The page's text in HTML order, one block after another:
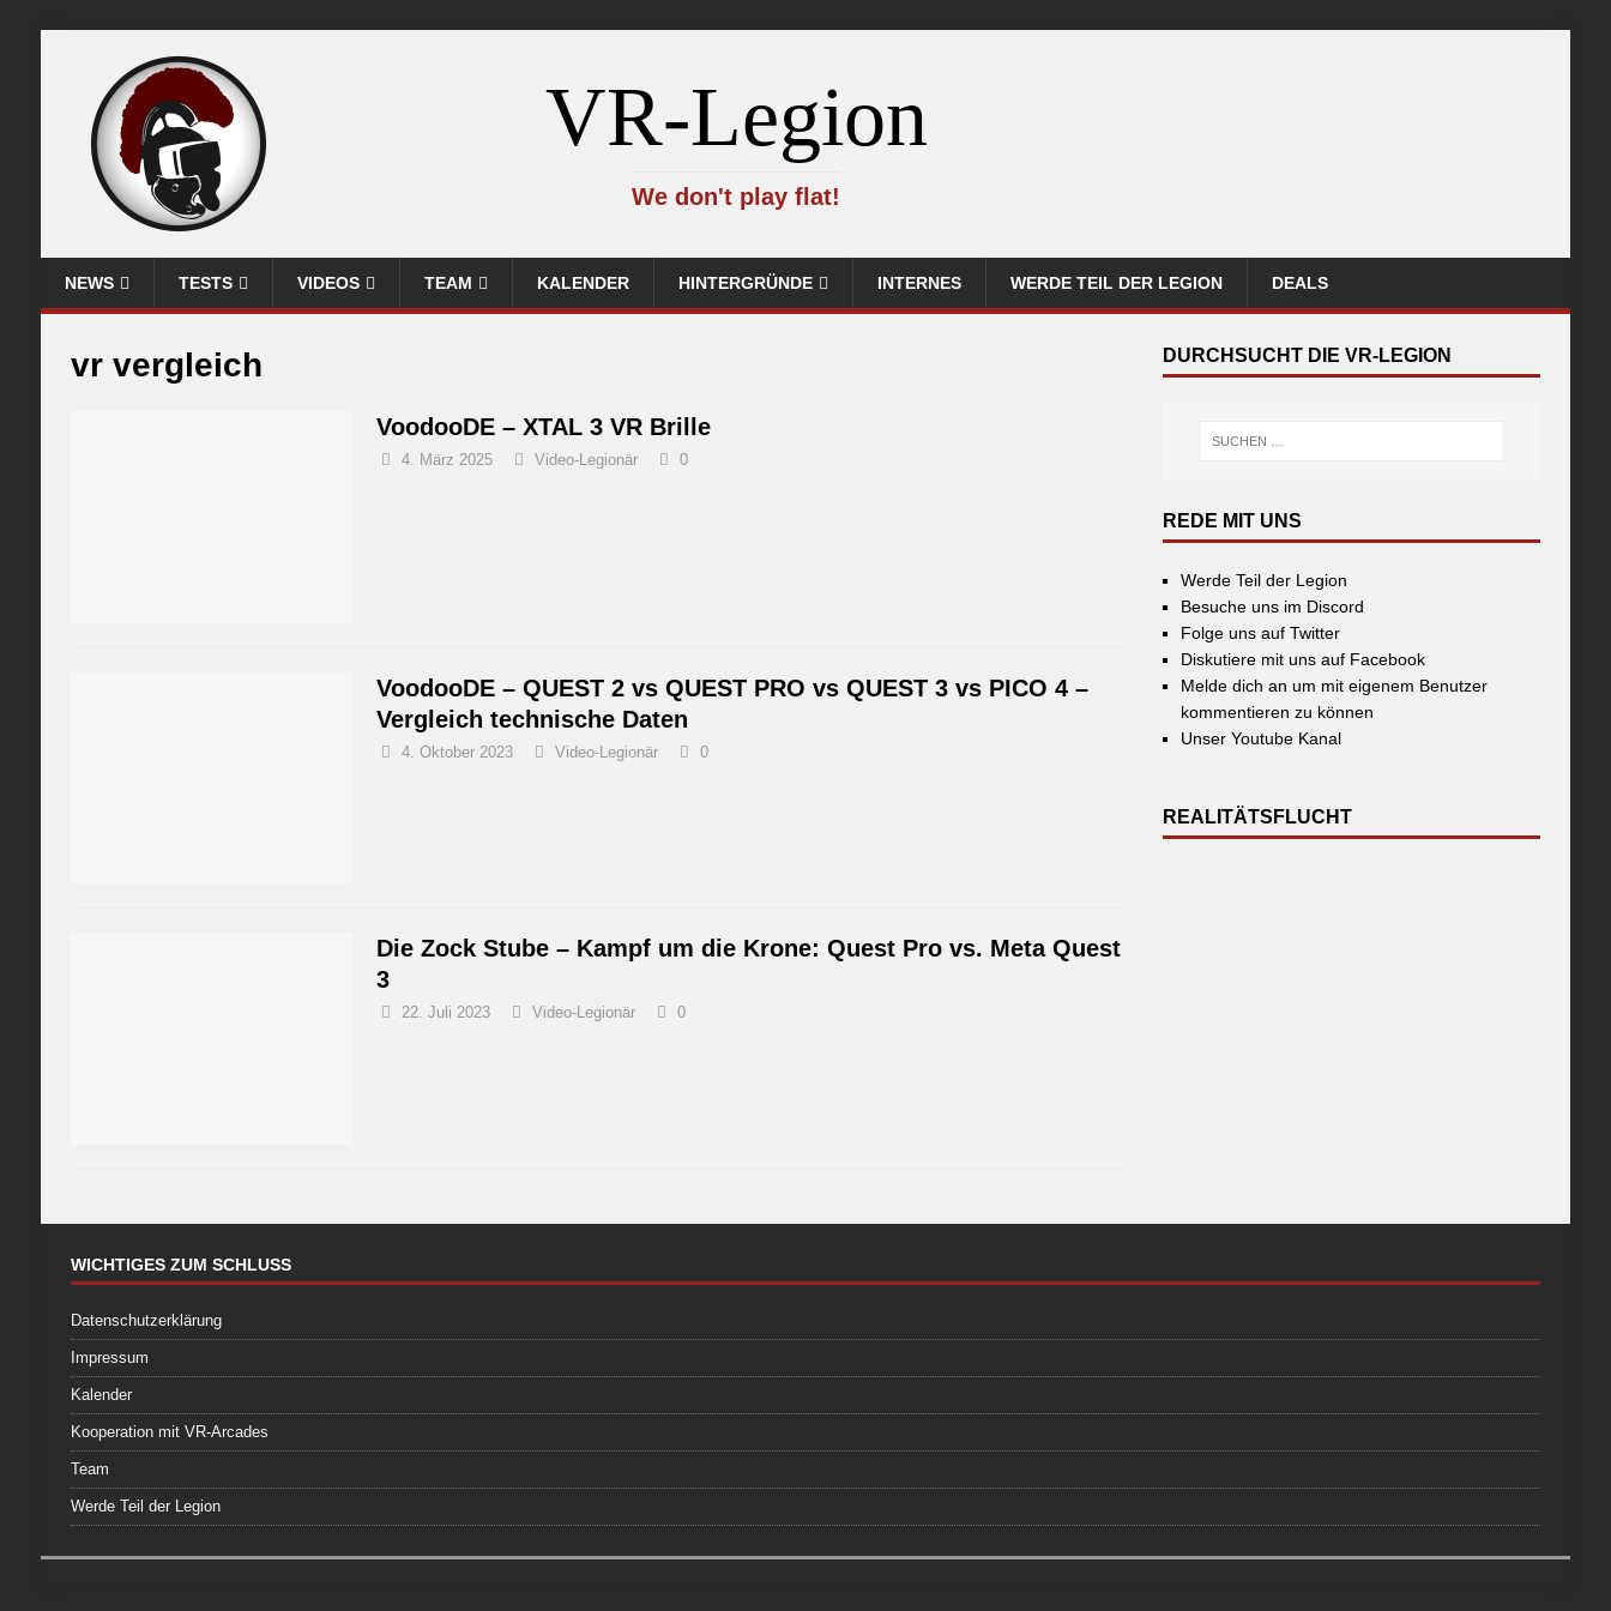
VR-Legion
We don't play flat!
NEWS TESTS VIDEOS TEAM KALENDER HINTERGRÜNDE INTERNES WERDE TEIL DER LEGION DEALS
vr vergleich
VoodooDE – XTAL 3 VR Brille
4. März 2025 Video-Legionär 0
VoodooDE – QUEST 2 vs QUEST PRO vs QUEST 3 vs PICO 4 –
Vergleich technische Daten
4. Oktober 2023 Video-Legionär 0
Die Zock Stube – Kampf um die Krone: Quest Pro vs. Meta Quest
3
22. Juli 2023 Video-Legionär 0
DURCHSUCHT DIE VR-LEGION
REDE MIT UNS
Werde Teil der Legion
Besuche uns im Discord
Folge uns auf Twitter
Diskutiere mit uns auf Facebook
Melde dich an um mit eigenem Benutzer
kommentieren zu können
Unser Youtube Kanal
REALITÄTSFLUCHT
WICHTIGES ZUM SCHLUSS
Datenschutzerklärung
Impressum
Kalender
Kooperation mit VR-Arcades
Team
Werde Teil der Legion